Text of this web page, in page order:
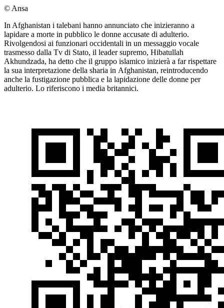
© Ansa
In Afghanistan i talebani hanno annunciato che inizieranno a
lapidare a morte in pubblico le donne accusate di adulterio.
Rivolgendosi ai funzionari occidentali in un messaggio vocale
trasmesso dalla Tv di Stato, il leader supremo, Hibatullah
Akhundzada, ha detto che il gruppo islamico inizierà a far rispettare
la sua interpretazione della sharia in Afghanistan, reintroducendo
anche la fustigazione pubblica e la lapidazione delle donne per
adulterio. Lo riferiscono i media britannici.